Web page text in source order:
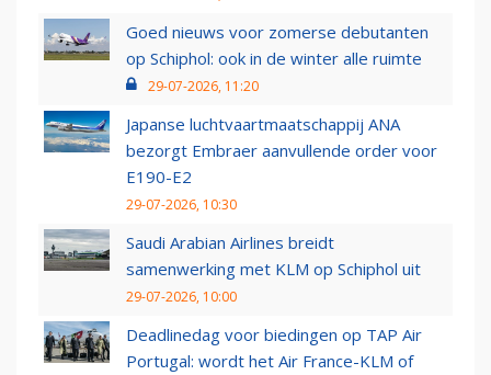
Goed nieuws voor zomerse debutanten
op Schiphol: ook in de winter alle ruimte
29-07-2026, 11:20
Japanse luchtvaartmaatschappij ANA
bezorgt Embraer aanvullende order voor
E190-E2
29-07-2026, 10:30
Saudi Arabian Airlines breidt
samenwerking met KLM op Schiphol uit
29-07-2026, 10:00
Deadlinedag voor biedingen op TAP Air
Portugal: wordt het Air France-KLM of